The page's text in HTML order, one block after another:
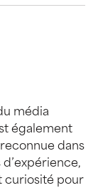
média
également
dans
d’expérience,
curiosité pour